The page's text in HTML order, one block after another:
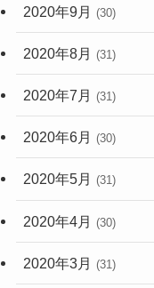
2020年9月 (30)
2020年8月 (31)
2020年7月 (31)
2020年6月 (30)
2020年5月 (31)
2020年4月 (30)
2020年3月 (31)